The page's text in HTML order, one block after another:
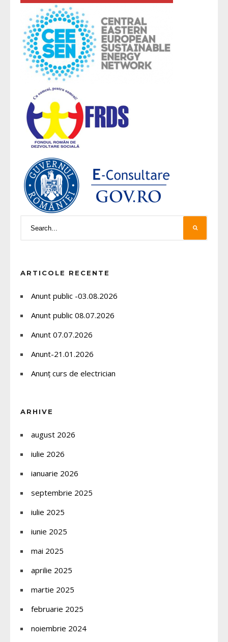
ARTICOLE RECENTE
Anunt public -03.08.2026
Anunt public 08.07.2026
Anunt 07.07.2026
Anunt-21.01.2026
Anunț curs de electrician
ARHIVE
august 2026
iulie 2026
ianuarie 2026
septembrie 2025
iulie 2025
iunie 2025
mai 2025
aprilie 2025
martie 2025
februarie 2025
noiembrie 2024